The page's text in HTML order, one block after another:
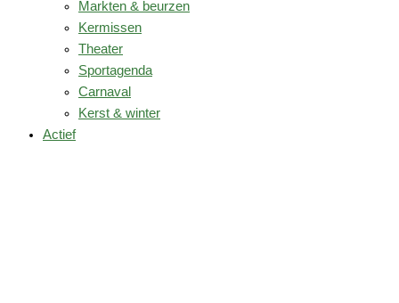
Markten & beurzen
Kermissen
Theater
Sportagenda
Carnaval
Kerst & winter
Actief